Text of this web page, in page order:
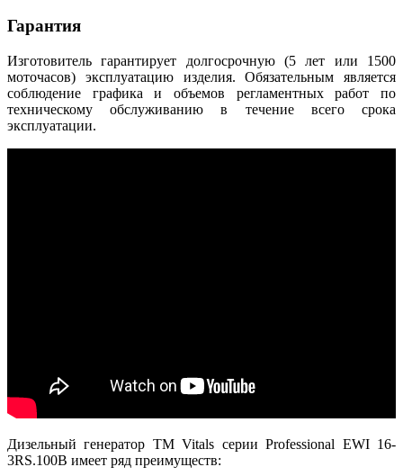
Гарантия
Изготовитель гарантирует долгосрочную (5 лет или 1500
моточасов) эксплуатацию изделия. Обязательным является
соблюдение графика и объемов регламентных работ по
техническому обслуживанию в течение всего срока
эксплуатации.
Дизельный генератор ТМ Vitals серии Professional EWI 16-
3RS.100B имеет ряд преимуществ: